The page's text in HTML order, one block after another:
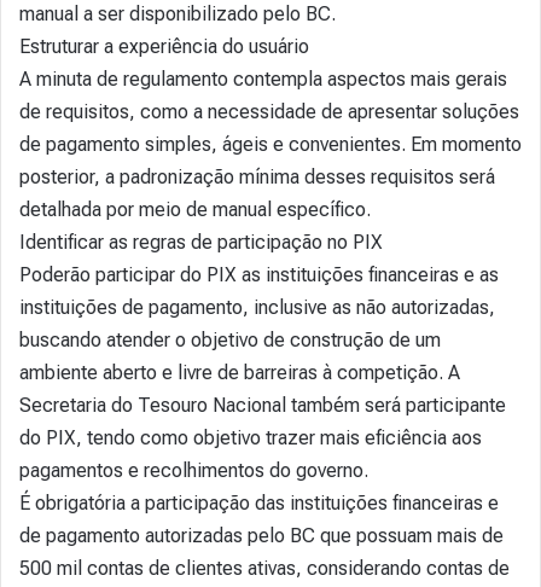
manual a ser disponibilizado pelo BC.
Estruturar a experiência do usuário
A minuta de regulamento contempla aspectos mais gerais
de requisitos, como a necessidade de apresentar soluções
de pagamento simples, ágeis e convenientes. Em momento
posterior, a padronização mínima desses requisitos será
detalhada por meio de manual específico.
Identificar as regras de participação no PIX
Poderão participar do PIX as instituições financeiras e as
instituições de pagamento, inclusive as não autorizadas,
buscando atender o objetivo de construção de um
ambiente aberto e livre de barreiras à competição. A
Secretaria do Tesouro Nacional também será participante
do PIX, tendo como objetivo trazer mais eficiência aos
pagamentos e recolhimentos do governo.
É obrigatória a participação das instituições financeiras e
de pagamento autorizadas pelo BC que possuam mais de
500 mil contas de clientes ativas, considerando contas de